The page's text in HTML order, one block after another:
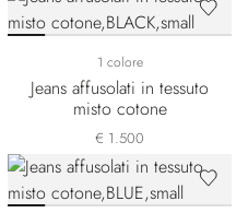
1 colore
Jeans affusolati in tessuto
misto cotone
€ 1.500